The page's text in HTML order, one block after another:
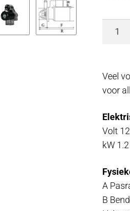
B23,
B230,
Veel
voor
Volt 12
kW 1.2
A
B